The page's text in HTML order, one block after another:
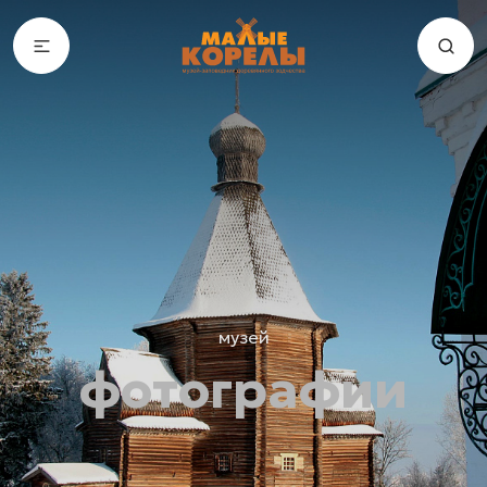
музей
фотографии